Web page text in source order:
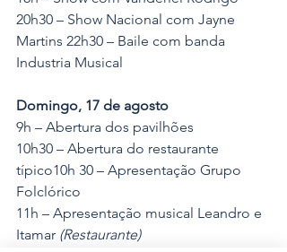
20h30 – Show Nacional com Jayne
Martins 22h30 – Baile com banda
Industria Musical
Domingo, 17 de agosto
9h – Abertura dos pavilhões
10h30 – Abertura do restaurante
típico10h 30 – Apresentação Grupo
Folclórico
11h – Apresentação musical Leandro e
Itamar (Restaurante)